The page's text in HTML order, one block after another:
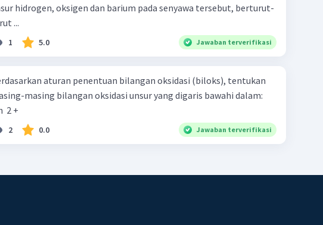
hidrogen, oksigen dan barium pada senyawa tersebut, berturut-
...
1 5.0 Jawaban terverifikasi
aturan penentuan bilangan oksidasi (biloks), tentukan
masing bilangan oksidasi unsur yang digaris bawahi dalam:
2 +
2 0.0 Jawaban terverifikasi